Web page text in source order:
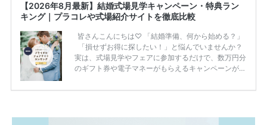
【2026年8月最新】結婚式場見学キャンペーン・特典ラン
キング｜プラコレや式場紹介サイトを徹底比較
皆さんこんにちは♡ 「結婚準備、何から始める？」
「損せずお得に探したい！」と悩んでいませんか？
実は、式場見学やフェアに参加するだけで、数万円分
のギフト券や電子マネーがもらえるキャンペーンがあ
ため、比較せずに選ぶと損をしてしまうことも……。